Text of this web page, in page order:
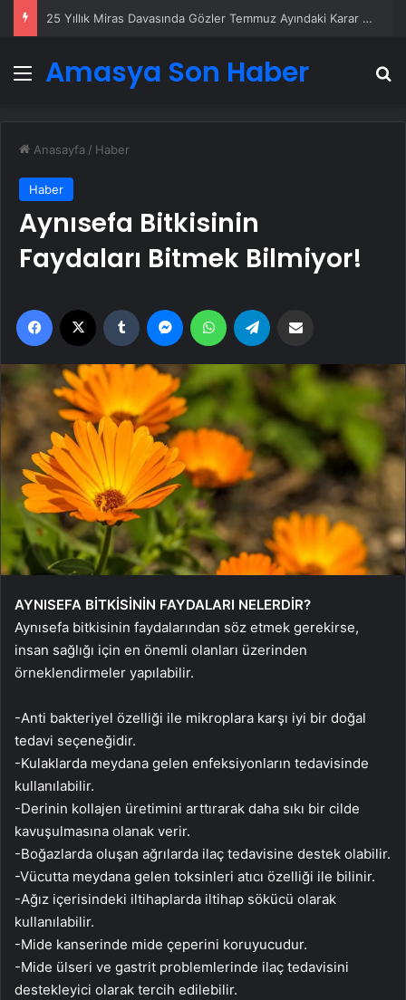
25 Yıllık Miras Davasında Gözler Temmuz Ayındaki Karar Duruşmasına Çevrildi
Menü
Amasya Son Haber
Anasayfa / Haber
Haber
Aynısefa Bitkisinin
Faydaları Bitmek Bilmiyor!
Facebook Tumblr MessengerWhatsApp
AYNISEFA BİTKİSİNİN FAYDALARI NELERDİR?
Aynısefa bitkisinin faydalarından söz etmek gerekirse,
insan sağlığı için en önemli olanları üzerinden
örneklendirmeler yapılabilir.
-Anti bakteriyel özelliği ile mikroplara karşı iyi bir doğal
tedavi seçeneğidir.
-Kulaklarda meydana gelen enfeksiyonların tedavisinde
kullanılabilir.
-Derinin kollajen üretimini arttırarak daha sıkı bir cilde
kavuşulmasına olanak verir.
-Boğazlarda oluşan ağrılarda ilaç tedavisine destek olabilir.
-Vücutta meydana gelen toksinleri atıcı özelliği ile bilinir.
-Ağız içerisindeki iltihaplarda iltihap sökücü olarak
kullanılabilir.
-Mide kanserinde mide çeperini koruyucudur.
-Mide ülseri ve gastrit problemlerinde ilaç tedavisini
destekleyici olarak tercih edilebilir.